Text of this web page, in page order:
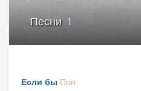
Песни 1
Если бы Поп